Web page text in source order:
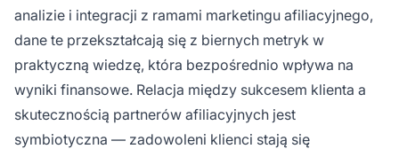
analizie i integracji z ramami marketingu afiliacyjnego,
dane te przekształcają się z biernych metryk w
praktyczną wiedzę, która bezpośrednio wpływa na
wyniki finansowe. Relacja między sukcesem klienta a
skutecznością partnerów afiliacyjnych jest
symbiotyczna — zadowoleni klienci stają się